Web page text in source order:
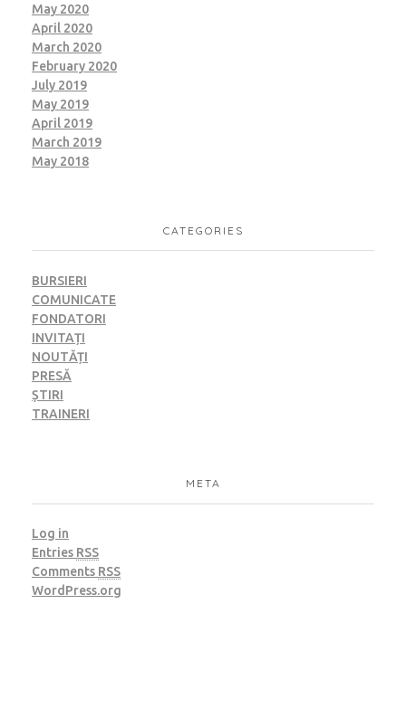
May 2020
April 2020
March 2020
February 2020
July 2019
May 2019
April 2019
March 2019
May 2018
CATEGORIES
BURSIERI
COMUNICATE
FONDATORI
INVITAȚI
NOUTĂȚI
PRESĂ
ȘTIRI
TRAINERI
META
Log in
Entries RSS
Comments RSS
WordPress.org